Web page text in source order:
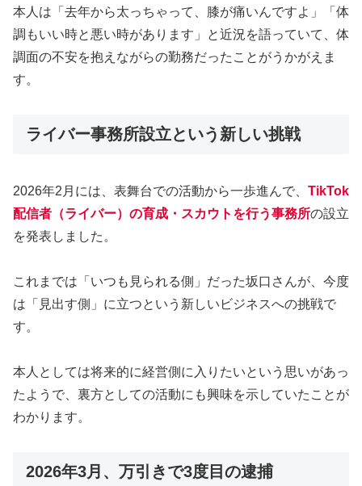
本人は「去年から太っちゃって、膝が痛いんですよ」「体
調もいい時と悪い時があります」と近況を語っていて、体
調面の不安を抱えながらの勤務だったことがうかがえま
す。
ライバー事務所設立という新しい挑戦
2026年2月には、表舞台での活動から一歩進んで、 TikTok
配信者（ライバー）の育成・スカウトを行う事務所の設立
を発表しました。
これまでは「いつも見られる側」だった坂口さんが、今度
は「見出す側」に立つという新しいビジネスへの挑戦で
す。
本人としては将来的に経営側に入りたいという思いがあっ
たようで、裏方としての活動にも興味を示していたことが
わかります。
2026年3月、万引きで3度目の逮捕